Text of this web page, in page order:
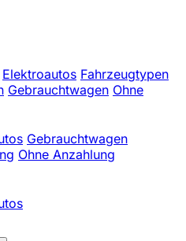
Elektroautos Fahrzeugtypen
Gebrauchtwagen Ohne
Gebrauchtwagen
Ohne Anzahlung